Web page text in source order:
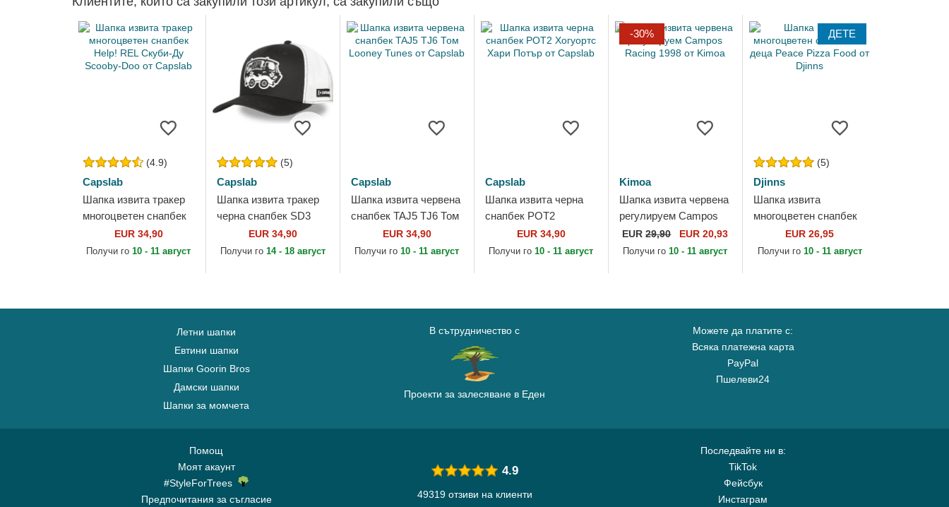
(4.9)
Capslab
Шапка извита тракер
многоцветен снапбек
Help! REL Скуби-Ду
Scooby-Doo от Capslab
EUR 34,90
Получи го10 - 11 август
(5)
Capslab
Шапка извита тракер
черна снапбек SD3
VAN The Mystery
Machine Scooby-Doo
EUR 34,90
Получи го 14 - 18 август
Capslab
Шапка извита червена
снапбек TAJ5 TJ6 Том
Looney Tunes от
Capslab
EUR 34,90
Получи го10 - 11 август
Capslab
Шапка извита черна
снапбек POT2
Хогуортс Хари Потър
от Capslab
EUR 34,90
Получи го10 - 11 август
-30%
Kimoa
Шапка извита червена
регулируем Campos
Racing 1998 от Kimoa
EUR29,90 EUR 20,93
Получи го10 - 11 август
ДЕТЕ
(5)
Djinns
Шапка извита
многоцветен снапбек
за деца Peace Pizza
Food от Djinns
EUR 26,95
Получи го 10 - 11 август
Летни шапки
Евтини шапки
Шапки Goorin Bros
Дамски шапки
Шапки за момчета
В сътрудничество с
Проекти за залесяване в Еден
Можете да платите с:
Всяка платежна карта
PayPal
Пшелеви24
Помощ
Моят акаунт
#StyleForTrees
Предпочитания за съгласие
Последвайте ни в:
TikTok
Фейсбук
Инстаграм
4.9
49319 отзиви на клиенти